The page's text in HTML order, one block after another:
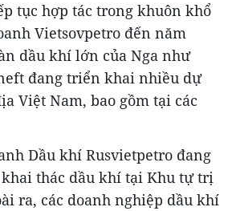
tục hợp tác trong khuôn khổ
Vietsovpetro đến năm
dầu khí lớn của Nga như
đang triển khai nhiều dự
Việt Nam, bao gồm tại các
Dầu khí Rusvietpetro đang
thác dầu khí tại Khu tự trị
ra, các doanh nghiệp dầu khí